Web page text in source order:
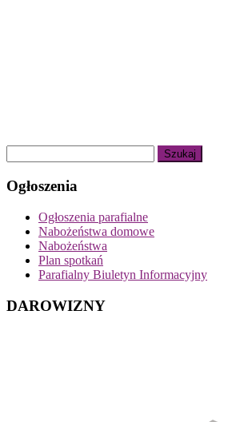
Ogłoszenia
Ogłoszenia parafialne
Nabożeństwa domowe
Nabożeństwa
Plan spotkań
Parafialny Biuletyn Informacyjny
DAROWIZNY